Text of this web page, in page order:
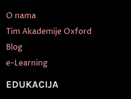
O nama
Tim Akademije Oxford
Blog
e-Learning
EDUKACIJA